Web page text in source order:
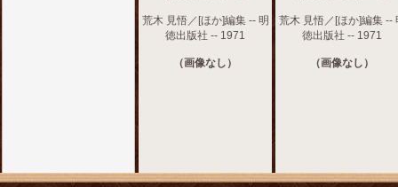
荒木 見悟／[ほか]編集 -- 明
徳出版社 -- 1971
（画像なし）
荒木 見悟／[ほか]編集 --
徳出版社 -- 1971
（画像なし）